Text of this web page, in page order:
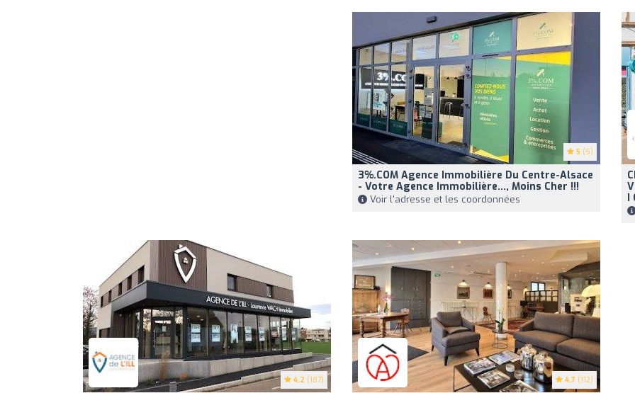
5 (5)
3%.COM Agence Immobilière Du Centre-Alsace
- Votre Agence Immobilière..., Moins Cher !!!
Voir l'adresse et les coordonnées
I
4.2 (187) 4.7 (112)